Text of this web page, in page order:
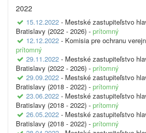
2022
15.12.2022 - Mestské zastupiteľstvo
Bratislavy (2022 - 2026) - prítomný
12.12.2022 - Komisia pre ochranu
prítomný
29.11.2022 - Mestské zastupiteľstvo
Bratislavy (2022 - 2026) - prítomný
29.09.2022 - Mestské zastupiteľstvo
Bratislavy (2018 - 2022) - prítomný
23.06.2022 - Mestské zastupiteľstvo
Bratislavy (2018 - 2022) - prítomný
26.05.2022 - Mestské zastupiteľstvo
Bratislavy (2018 - 2022) - prítomný